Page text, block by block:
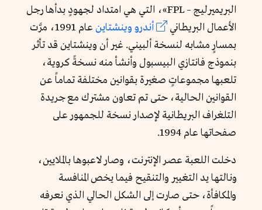
البريميرليج – FPL»، التي هي امتداد لجهودٍ بدأها رجل
الأعمال البريطاني
أندرو وينشتاين
عام 1991، مرَّت
بمسارٍ مشابه لنسخة ألبيني. غير أن وينشتاين قد تأثر
بنموذج فانتازي البيسبول وأنشأ منه نسخةً كروية،
تلعبها مجموعاتٍ صغيرة بقوانين مختلفة تماماً عن
القوانين الحالية، حتى تم تعاون مشترك مع جريدة
التلغراف البريطانية لإصدار نسخة للجمهور على
صفحاتها عام 1994.
دخلت اللعبة عصر الإنترنت، وصار لاعبوها بالملايين،
ونالتها يد التغيير والتنقيح فيما يخص المنافسة
والمكافأة، حتى صارت إلى الشكل الحالي الذي نعرفه